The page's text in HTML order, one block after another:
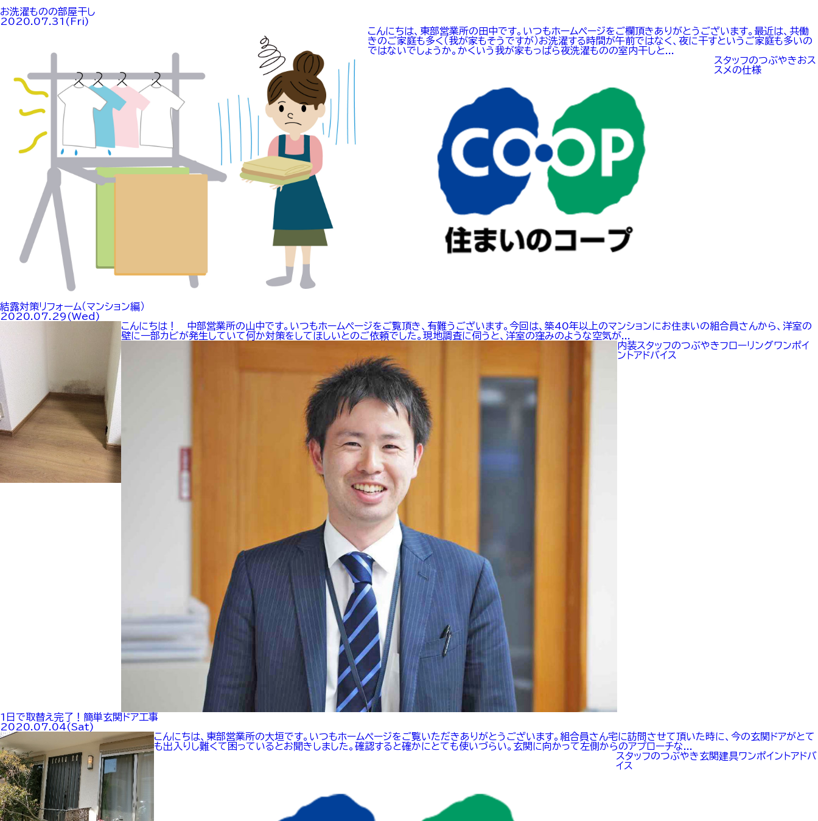
お洗濯ものの部屋干し
2020.07.31(Fri)
こんにちは、東部営業所の田中です。いつもホームページをご欄頂きありがとうございます。最近は、共働
きのご家庭も多く（我が家もそうですが）お洗濯する時間が午前ではなく、夜に干すというご家庭も多いの
ではないでしょうか。かくいう我が家もっぱら夜洗濯ものの室内干しと...
スタッフのつぶやきおス
スメの仕様
結露対策リフォーム（マンション編）
2020.07.29(Wed)
こんにちは！ 中部営業所の山中です。いつもホームページをご覧頂き、有難うございます。今回は、築40年以上のマンションにお住まいの組合員さんから、洋室の
壁に一部カビが発生していて何か対策をしてほしいとのご依頼でした。現地調査に伺うと、洋室の窪みのような空気が...
内装スタッフのつぶやきフローリングワンポイ
ントアドバイス
1日で取替え完了！簡単玄関ドア工事
2020.07.04(Sat)
こんにちは、東部営業所の大垣です。いつもホームページをご覧いただきありがとうございます。組合員さん宅に訪問させて頂いた時に、今の玄関ドアがとて
も出入りし難くて困っているとお聞きしました。確認すると確かにとても使いづらい。玄関に向かって左側からのアプローチな...
スタッフのつぶやき玄関建具ワンポイントアドバ
イス